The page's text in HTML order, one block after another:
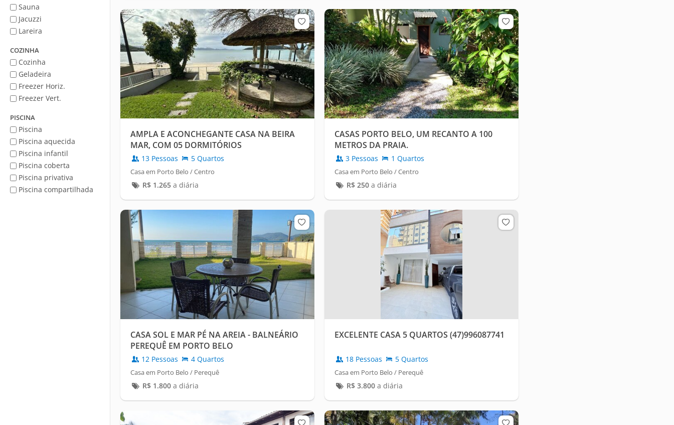
Sauna
Jacuzzi
Lareira
COZINHA
Cozinha
Geladeira
Freezer Horiz.
Freezer Vert.
PISCINA
Piscina
Piscina aquecida
Piscina infantil
Piscina coberta
Piscina privativa
Piscina compartilhada
AMPLA E ACONCHEGANTE CASA NA BEIRA
MAR, COM 05 DORMITÓRIOS
13 Pessoas 5 Quartos
Casa em Porto Belo / Centro
R$ 1.265a diária
CASAS PORTO BELO, UM RECANTO A 100
METROS DA PRAIA.
3 Pessoas 1 Quartos
Casa em Porto Belo / Centro
R$ 250a diária
CASA SOL E MAR PÉ NA AREIA - BALNEÁRIO
PEREQUÊ EM PORTO BELO
12 Pessoas 4 Quartos
Casa em Porto Belo / Perequê
R$ 1.800a diária
EXCELENTE CASA 5 QUARTOS (47)996087741
18 Pessoas 5 Quartos
Casa em Porto Belo / Perequê
R$ 3.800a diária